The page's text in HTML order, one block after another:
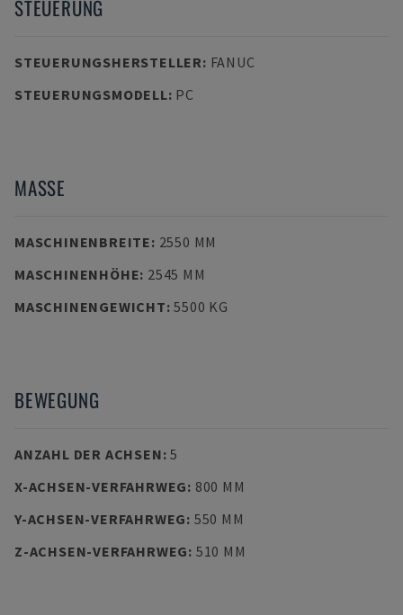
STEUERUNG
STEUERUNGSHERSTELLER: FANUC
STEUERUNGSMODELL: PC
MASSE
MASCHINENBREITE: 2550 MM
MASCHINENHÖHE: 2545 MM
MASCHINENGEWICHT:5500 KG
BEWEGUNG
ANZAHL DER ACHSEN:5
X-ACHSEN-VERFAHRWEG: 800 MM
Y-ACHSEN-VERFAHRWEG: 550 MM
Z-ACHSEN-VERFAHRWEG: 510 MM